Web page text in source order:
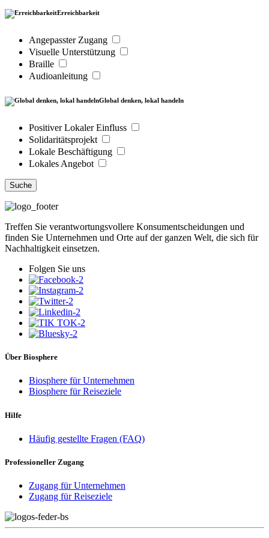
Erreichbarkeit
Angepasster Zugang
Visuelle Unterstützung
Braille
Audioanleitung
Global denken, lokal handeln
Positiver Lokaler Einfluss
Solidaritätsprojekt
Lokale Beschäftigung
Lokales Angebot
Suche
Treffen Sie verantwortungsvollere Konsumentscheidungen und
finden Sie Unternehmen und Orte auf der ganzen Welt, die sich für
Nachhaltigkeit einsetzen.
Folgen Sie uns
Über Biosphere
Biosphere für Unternehmen
Biosphere für Reiseziele
Hilfe
Häufig gestellte Fragen (FAQ)
Professioneller Zugang
Zugang für Unternehmen
Zugang für Reiseziele